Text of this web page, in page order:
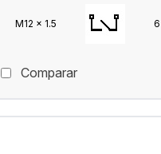
M12 x 1.5
Comparar